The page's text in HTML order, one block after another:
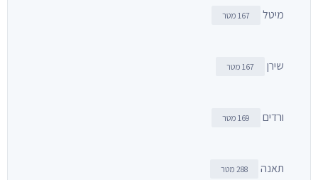
מיטל 167 מטר
שירן 167 מטר
ורדים 169 מטר
תאנה 288 מטר